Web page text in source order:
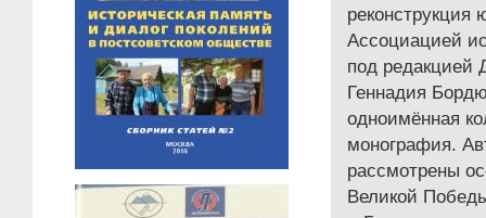
реконструкция
Ассоциацией
под редакцией
Геннадия
одноимённая
монография.
рассмотрены
Великой